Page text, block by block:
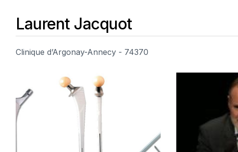
Laurent Jacquot
Clinique d’Argonay-Annecy - 74370